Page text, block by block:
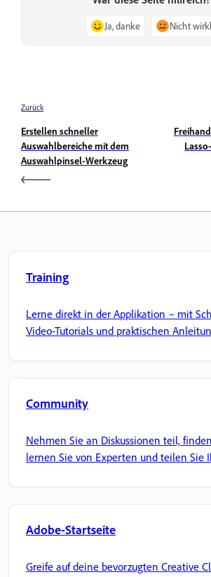
Ja, danke Nicht
Zurück
Erstellen schneller
Auswahlbereiche mit dem
Auswahlpinsel-Werkzeug
Training
Lerne direkt in der Applikation – mit
Video-Tutorials und praktischen
Community
Nehmen Sie an Diskussionen teil,
lernen Sie von Experten und teilen Sie
Adobe-Startseite
Greife auf deine bevorzugten Creative